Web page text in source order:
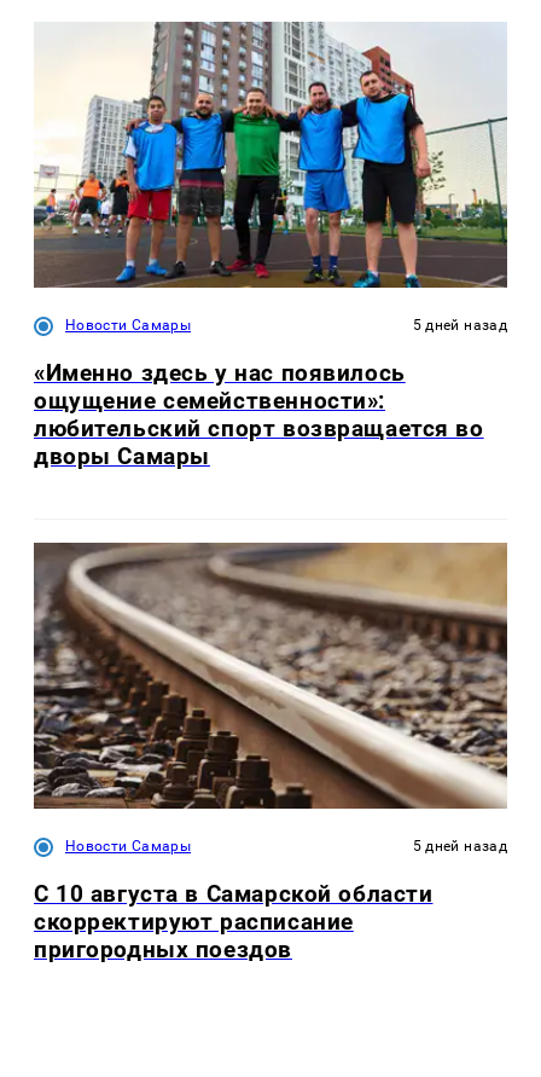
Новости Самары 5 дней назад
«Именно здесь у нас появилось
ощущение семейственности»:
любительский спорт возвращается во
дворы Самары
Новости Самары 5 дней назад
С 10 августа в Самарской области
скорректируют расписание
пригородных поездов